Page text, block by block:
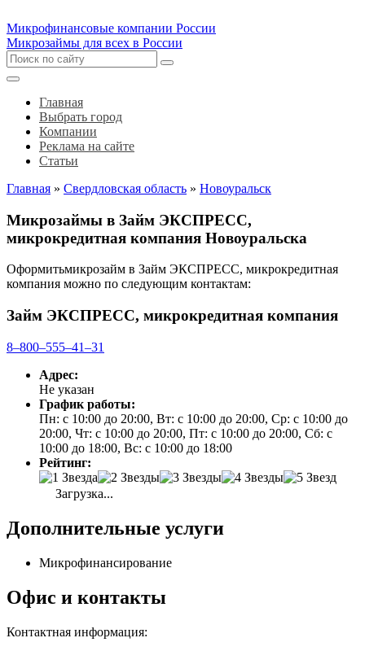
Микрофинансовые компании России
Микрозаймы для всех в России
Главная
Выбрать город
Компании
Реклама на сайте
Статьи
Главная » Свердловская область » Новоуральск
Микрозаймы в Займ ЭКСПРЕСС,
микрокредитная компания Новоуральска
Оформитьмикрозайм в Займ ЭКСПРЕСС, микрокредитная
компания можно по следующим контактам:
Займ ЭКСПРЕСС, микрокредитная компания
8‒800‒555‒41‒31
Адрес:
Не указан
График работы:
Пн: с 10:00 до 20:00, Вт: с 10:00 до 20:00, Ср: с 10:00 до
20:00, Чт: с 10:00 до 20:00, Пт: с 10:00 до 20:00, Сб: с
10:00 до 18:00, Вс: с 10:00 до 18:00
Рейтинг:
Загрузка...
Дополнительные услуги
Микрофинансирование
Офис и контакты
Контактная информация: